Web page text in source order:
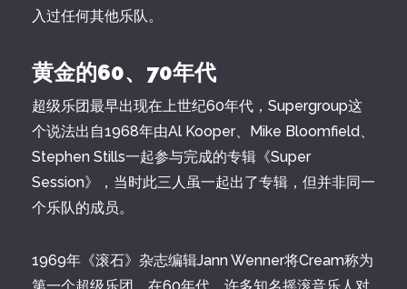
入过任何其他乐队。
黄金的60、70年代
超级乐团最早出现在上世纪60年代，Supergroup这
个说法出自1968年由Al Kooper、Mike Bloomfield、
Stephen Stills一起参与完成的专辑《Super
Session》，当时此三人虽一起出了专辑，但并非同一
个乐队的成员。
1969年《滚石》杂志编辑Jann Wenner将Cream称为